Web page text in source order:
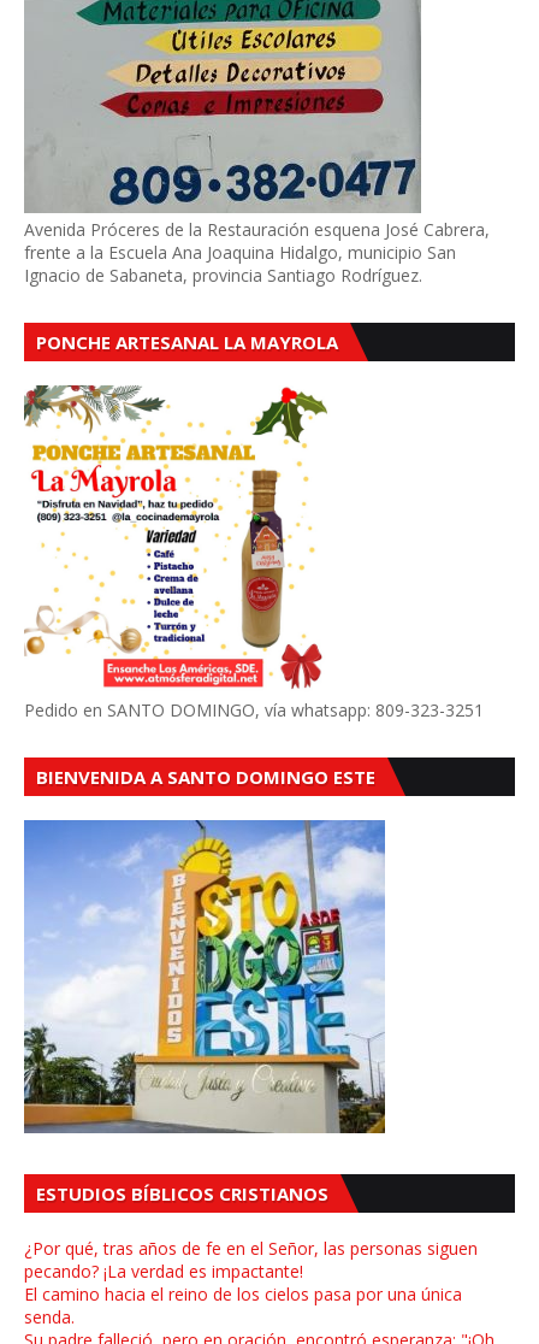
Avenida Próceres de la Restauración esquena José Cabrera,
frente a la Escuela Ana Joaquina Hidalgo, municipio San
Ignacio de Sabaneta, provincia Santiago Rodríguez.
PONCHE ARTESANAL LA MAYROLA
Pedido en SANTO DOMINGO, vía whatsapp: 809-323-3251
BIENVENIDA A SANTO DOMINGO ESTE
ESTUDIOS BÍBLICOS CRISTIANOS
¿Por qué, tras años de fe en el Señor, las personas siguen
pecando? ¡La verdad es impactante!
El camino hacia el reino de los cielos pasa por una única
senda.